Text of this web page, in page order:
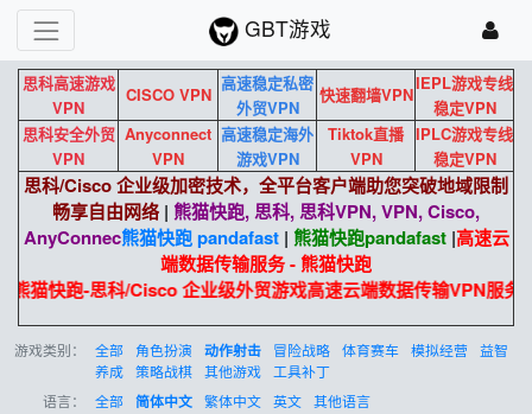
GBT游戏
思科高速游戏
VPN
CISCO VPN
高速稳定私密
外贸VPN
快速翻墙VPN
IEPL游戏专线
稳定VPN
思科安全外贸
VPN
Anyconnect
VPN
高速稳定海外
游戏VPN
Tiktok直播
VPN
IPLC游戏专线
稳定VPN
思科/Cisco 企业级加密技术，全平台客户端助您突破地域限制
畅享自由网络 | 熊猫快跑, 思科, 思科VPN, VPN, Cisco,
AnyConnec熊猫快跑 pandafast| 熊猫快跑pandafast|高速云
端数据传输服务 - 熊猫快跑
熊猫快跑-思科/Cisco 企业级外贸游戏高速云端数据传输VPN服务
游戏类别： 全部 角色扮演 动作射击 冒险战略 体育赛车 模拟经营 益智
养成 策略战棋 其他游戏
工具补丁
语言：
全部 简体中文 繁体中文 英文 其他语言